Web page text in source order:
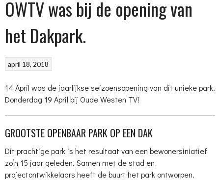
OWTV was bij de opening van
het Dakpark.
april 18, 2018
14 April was de jaarlijkse seizoensopening van dit unieke park.
Donderdag 19 April bij Oude Westen TV!
GROOTSTE OPENBAAR PARK OP EEN DAK
Dit prachtige park is het resultaat van een bewonersiniatief
zo’n 15 jaar geleden. Samen met de stad en
projectontwikkelaars heeft de buurt het park ontworpen.